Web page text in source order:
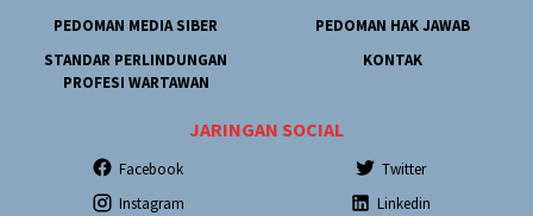
PEDOMAN MEDIA SIBER
PEDOMAN HAK JAWAB
STANDAR PERLINDUNGAN
PROFESI WARTAWAN
KONTAK
JARINGAN SOCIAL
Facebook
Twitter
Instagram
Linkedin